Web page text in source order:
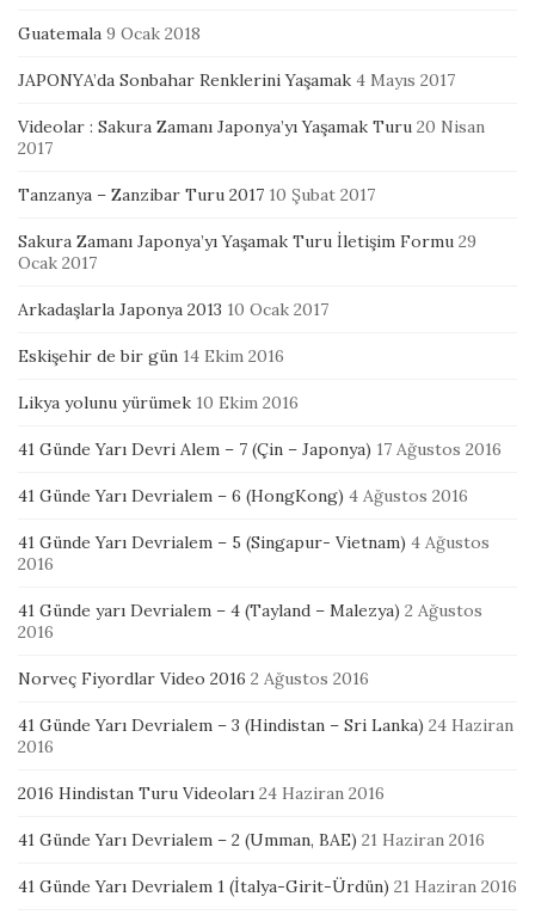
Guatemala 9 Ocak 2018
JAPONYA’da Sonbahar Renklerini Yaşamak 4 Mayıs 2017
Videolar : Sakura Zamanı Japonya’yı Yaşamak Turu 20 Nisan
2017
Tanzanya – Zanzibar Turu 2017 10 Şubat 2017
Sakura Zamanı Japonya’yı Yaşamak Turu İletişim Formu 29
Ocak 2017
Arkadaşlarla Japonya 2013 10 Ocak 2017
Eskişehir de bir gün 14 Ekim 2016
Likya yolunu yürümek 10 Ekim 2016
41 Günde Yarı Devri Alem – 7 (Çin – Japonya) 17 Ağustos 2016
41 Günde Yarı Devrialem – 6 (HongKong) 4 Ağustos 2016
41 Günde Yarı Devrialem – 5 (Singapur- Vietnam) 4 Ağustos
2016
41 Günde yarı Devrialem – 4 (Tayland – Malezya) 2 Ağustos
2016
Norveç Fiyordlar Video 2016 2 Ağustos 2016
41 Günde Yarı Devrialem – 3 (Hindistan – Sri Lanka) 24 Haziran
2016
2016 Hindistan Turu Videoları 24 Haziran 2016
41 Günde Yarı Devrialem – 2 (Umman, BAE) 21 Haziran 2016
41 Günde Yarı Devrialem 1 (İtalya-Girit-Ürdün) 21 Haziran 2016